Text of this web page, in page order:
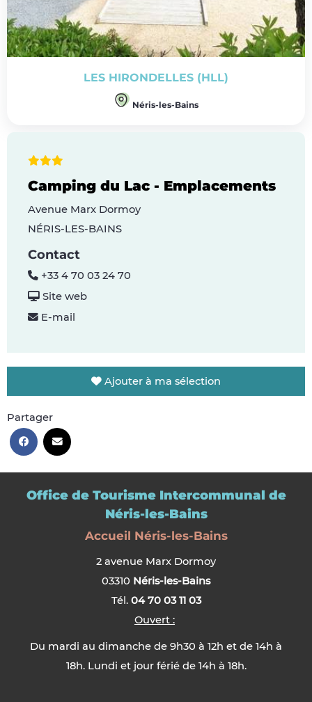
LES HIRONDELLES (HLL)
Néris-les-Bains
Camping du Lac - Emplacements
Avenue Marx Dormoy
NÉRIS-LES-BAINS
Contact
+33 4 70 03 24 70
Site web
E-mail
Ajouter à ma sélection
Partager
Office de Tourisme Intercommunal de
Néris-les-Bains
Accueil Néris-les-Bains
2 avenue Marx Dormoy
03310 Néris-les-Bains
Tél. 04 70 03 11 03
Ouvert :
Du mardi au dimanche de 9h30 à 12h et de 14h à
18h. Lundi et jour férié de 14h à 18h.